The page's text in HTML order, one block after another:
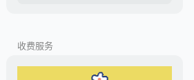
收费服务